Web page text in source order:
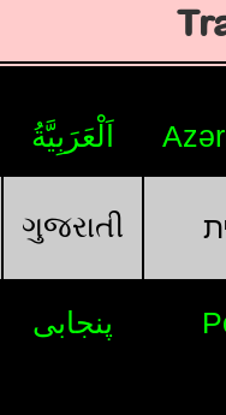
اَلْعَرَبِيَّةُ
ગુજરાતી
پنجابی